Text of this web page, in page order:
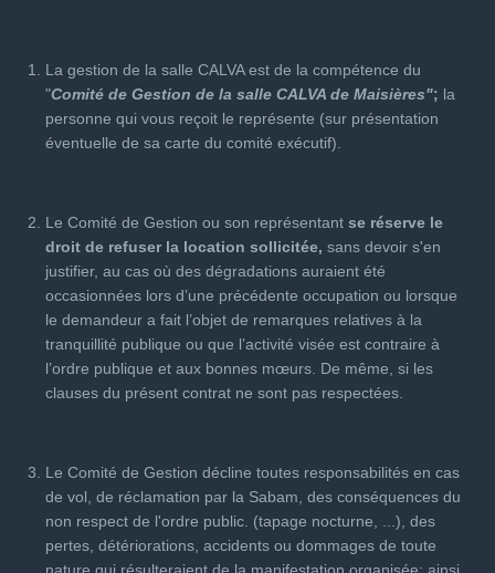
La gestion de la salle CALVA est de la compétence du
"Comité de Gestion de la salle CALVA de Maisières"; la
personne qui vous reçoit le représente (sur présentation
éventuelle de sa carte du comité exécutif).
Le Comité de Gestion ou son représentant se réserve le
droit de refuser la location sollicitée, sans devoir s'en
justifier, au cas où des dégradations auraient été
occasionnées lors d’une précédente occupation ou lorsque
le demandeur a fait l’objet de remarques relatives à la
tranquillité publique ou que l’activité visée est contraire à
l’ordre publique et aux bonnes mœurs. De même, si les
clauses du présent contrat ne sont pas respectées.
Le Comité de Gestion décline toutes responsabilités en cas
de vol, de réclamation par la Sabam, des conséquences du
non respect de l'ordre public. (tapage nocturne, ...), des
pertes, détériorations, accidents ou dommages de toute